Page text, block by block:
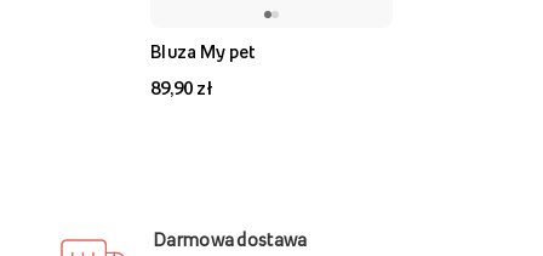
Bluza My pet
89,90 zł
Darmowa dostawa